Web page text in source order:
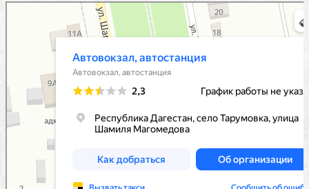
Автовокзал, автостанция
Автовокзал, автостанция в Республике Дагестан